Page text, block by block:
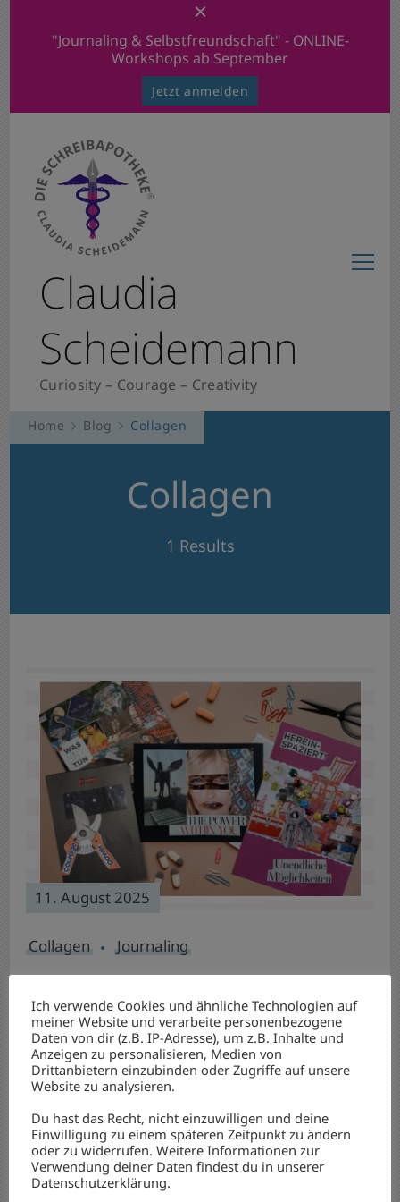
"Journaling & Selbstfreundschaft" - ONLINE-
Workshops ab September
Jetzt anmelden
Claudia
Scheidemann
Curiosity – Courage – Creativity
Home Blog Collagen
Collagen
1 Results
11. August 2025
Collagen Journaling
Kombination wie „Zucker & Zimt“
Weiter lesen
Ich verwende Cookies und ähnliche Technologien auf
meiner Website und verarbeite personenbezogene
Daten von dir (z.B. IP-Adresse), um z.B. Inhalte und
Anzeigen zu personalisieren, Medien von
Drittanbietern einzubinden oder Zugriffe auf unsere
Website zu analysieren.
Du hast das Recht, nicht einzuwilligen und deine
Einwilligung zu einem späteren Zeitpunkt zu ändern
oder zu widerrufen. Weitere Informationen zur
Verwendung deiner Daten findest du in unserer
Datenschutzerklärung.
.